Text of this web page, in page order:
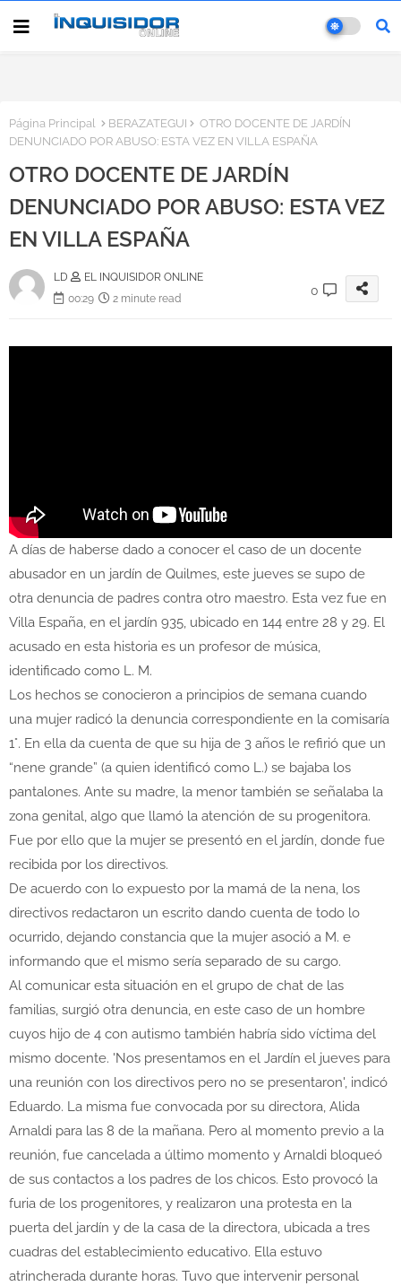
Página Principal BERAZATEGUI
OTRO DOCENTE DE JARDÍN
DENUNCIADO POR ABUSO: ESTA VEZ EN VILLA ESPAÑA
OTRO DOCENTE DE JARDÍN
DENUNCIADO POR ABUSO: ESTA VEZ
EN VILLA ESPAÑA
LD
EL INQUISIDOR ONLINE
00:29
2 minute read
0
A días de haberse dado a conocer el caso de un docente
abusador en un jardín de Quilmes, este jueves se supo de
otra denuncia de padres contra otro maestro. Esta vez fue en
Villa España, en el jardín 935, ubicado en 144 entre 28 y 29. El
acusado en esta historia es un profesor de música,
identificado como L. M.
Los hechos se conocieron a principios de semana cuando
una mujer radicó la denuncia correspondiente en la comisaría
1°. En ella da cuenta de que su hija de 3 años le refirió que un
“nene grande” (a quien identificó como L.) se bajaba los
pantalones. Ante su madre, la menor también se señalaba la
zona genital, algo que llamó la atención de su progenitora.
Fue por ello que la mujer se presentó en el jardín, donde fue
recibida por los directivos.
De acuerdo con lo expuesto por la mamá de la nena, los
directivos redactaron un escrito dando cuenta de todo lo
ocurrido, dejando constancia que la mujer asoció a M. e
informando que el mismo sería separado de su cargo.
Al comunicar esta situación en el grupo de chat de las
familias, surgió otra denuncia, en este caso de un hombre
cuyos hijo de 4 con autismo también habría sido víctima del
mismo docente. 'Nos presentamos en el Jardín el jueves para
una reunión con los directivos pero no se presentaron', indicó
Eduardo. La misma fue convocada por su directora, Alida
Arnaldi para las 8 de la mañana. Pero al momento previo a la
reunión, fue cancelada a último momento y Arnaldi bloqueó
de sus contactos a los padres de los chicos. Esto provocó la
furia de los progenitores, y realizaron una protesta en la
puerta del jardín y de la casa de la directora, ubicada a tres
cuadras del establecimiento educativo. Ella estuvo
atrincherada durante horas. Tuvo que intervenir personal